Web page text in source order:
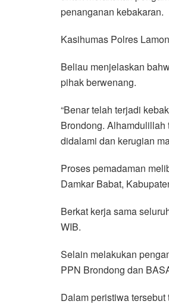
penanganan kebakaran.
Kasihumas Polres
Beliau menjelaskan
pihak berwenang.
“Benar telah terjadi
Brondong.
didalami dan kerugian
Proses pemadaman
Damkar Babat,
Berkat kerja sama
WIB.
Selain melakukan
PPN Brondong dan
Dalam peristiwa